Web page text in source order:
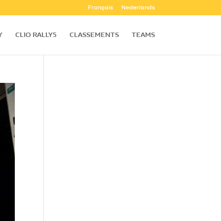
Français Nederlands
CLIO RALLY5 CLASSEMENTS TEAMS